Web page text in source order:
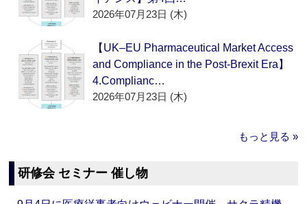
2026年07月23日 (木)
【UK–EU Pharmaceutical Market Access
and Compliance in the Post-Brexit Era】
4.Complianc…
2026年07月23日 (木)
もっと見る »
研修会 セミナー 催し物